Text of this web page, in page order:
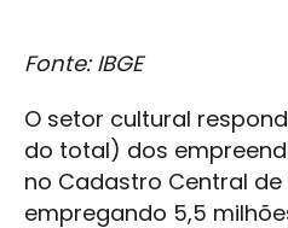
Fonte: IBGE
O setor cultural
do total) dos
no Cadastro Central de
empregando 5,5